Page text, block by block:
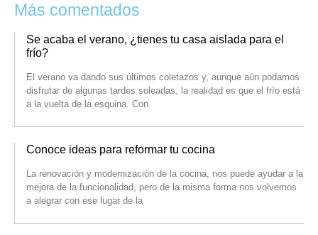
Más comentados
Se acaba el verano, ¿tienes tu casa aislada para el
frío?
El verano va dando sus últimos coletazos y, aunque aún podamos
disfrutar de algunas tardes soleadas, la realidad es que el frío está
a la vuelta de la esquina. Con
Conoce ideas para reformar tu cocina
La renovación y modernización de la cocina, nos puede ayudar a la
mejora de la funcionalidad, pero de la misma forma nos volvemos
a alegrar con ese lugar de la